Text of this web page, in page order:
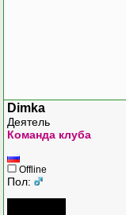
Dimka
Деятель
Команда клуба
Offline
Пол: